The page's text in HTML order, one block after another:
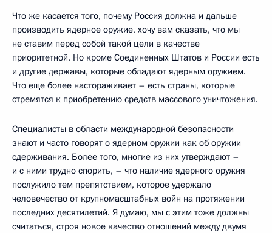
Что же касается того, почему Россия должна и дальше
производить ядерное оружие, хочу вам сказать, что мы
не ставим перед собой такой цели в качестве
приоритетной. Но кроме Соединенных Штатов и России есть
и другие державы, которые обладают ядерным оружием.
Что еще более настораживает – есть страны, которые
стремятся к приобретению средств массового уничтожения.
Специалисты в области международной безопасности
знают и часто говорят о ядерном оружии как об оружии
сдерживания. Более того, многие из них утверждают –
и с ними трудно спорить, – что наличие ядерного оружия
послужило тем препятствием, которое удержало
человечество от крупномасштабных войн на протяжении
последних десятилетий. Я думаю, мы с этим тоже должны
считаться, строя новое качество отношений между двумя